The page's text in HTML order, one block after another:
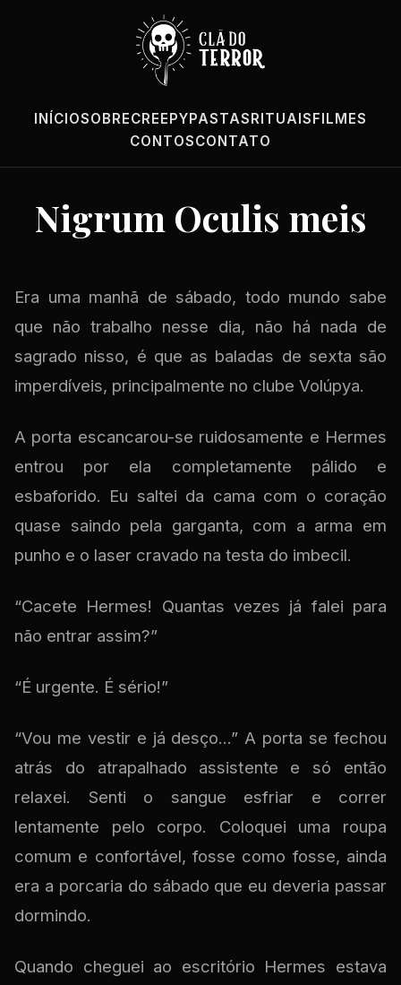
INÍCIOSOBRECREEPYPASTASRITUAISFILMES
CONTOSCONTATO
Nigrum Oculis meis
Era uma manhã de sábado, todo mundo sabe
que não trabalho nesse dia, não há nada de
sagrado nisso, é que as baladas de sexta são
imperdíveis, principalmente no clube Volúpya.
A porta escancarou-se ruidosamente e Hermes
entrou por ela completamente pálido e
esbaforido. Eu saltei da cama com o coração
quase saindo pela garganta, com a arma em
punho e o laser cravado na testa do imbecil.
“Cacete Hermes! Quantas vezes já falei para
não entrar assim?”
“É urgente. É sério!”
“Vou me vestir e já desço...” A porta se fechou
atrás do atrapalhado assistente e só então
relaxei. Senti o sangue esfriar e correr
lentamente pelo corpo. Coloquei uma roupa
comum e confortável, fosse como fosse, ainda
era a porcaria do sábado que eu deveria passar
dormindo.
Quando cheguei ao escritório Hermes estava